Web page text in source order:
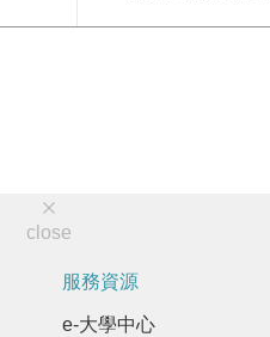
close
服務資源
e-大學中心